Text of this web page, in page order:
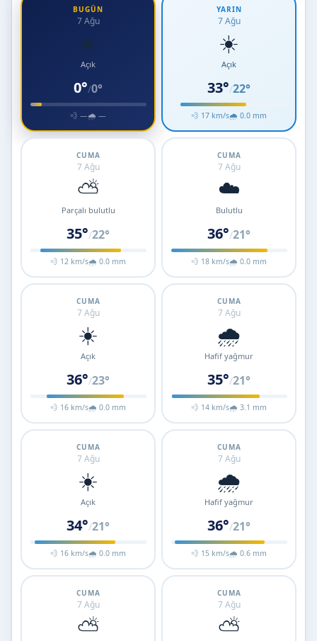
BUGÜN
7 Ağu
☀️
Açık
0°/0°
💨 —🌧 —
YARIN
7 Ağu
☀️
Açık
33°/22°
💨 17 km/s🌧 0.0 mm
CUMA
7 Ağu
⛅
Parçalı bulutlu
35°/22°
💨 12 km/s🌧 0.0 mm
CUMA
7 Ağu
☁️
Bulutlu
36°/21°
💨 18 km/s🌧 0.0 mm
CUMA
7 Ağu
☀️
Açık
36°/23°
💨 16 km/s🌧 0.0 mm
CUMA
7 Ağu
🌧️
Hafif yağmur
35°/21°
💨 14 km/s🌧 3.1 mm
CUMA
7 Ağu
☀️
Açık
34°/21°
💨 16 km/s🌧 0.0 mm
CUMA
7 Ağu
🌧️
Hafif yağmur
36°/21°
💨 15 km/s🌧 0.6 mm
CUMA
7 Ağu
⛅
CUMA
7 Ağu
⛅